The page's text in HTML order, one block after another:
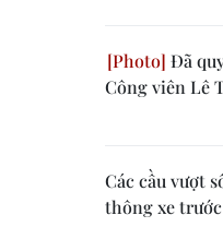
Đã
Công viên Lê
Các cầu vượt
thông xe